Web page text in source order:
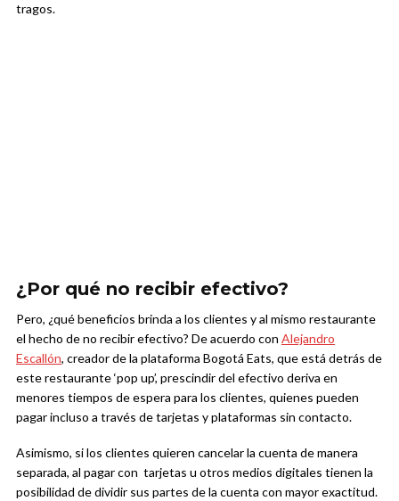
tragos.
¿Por qué no recibir efectivo?
Pero, ¿qué beneficios brinda a los clientes y al mismo restaurante
el hecho de no recibir efectivo? De acuerdo con Alejandro
Escallón, creador de la plataforma Bogotá Eats, que está detrás de
este restaurante ‘pop up’, prescindir del efectivo deriva en
menores tiempos de espera para los clientes, quienes pueden
pagar incluso a través de tarjetas y plataformas sin contacto.
Asimismo, si los clientes quieren cancelar la cuenta de manera
separada, al pagar con tarjetas u otros medios digitales tienen la
posibilidad de dividir sus partes de la cuenta con mayor exactitud.